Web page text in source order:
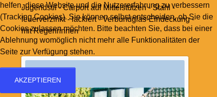
Jugendstil - Carport auf Mittelstützen - Stahl -
feuerverzinkt - lackiert - Verbundglas-Eindeckung -
mit Regenrinnen
helfen, diese Website und die Nutzererfahrung zu verbessern
(Tracking Cookies). Sie können selbst entscheiden, ob Sie die
Cookies zulassen möchten. Bitte beachten Sie, dass bei einer
Ablehnung womöglich nicht mehr alle Funktionalitäten der
Seite zur Verfügung stehen.
AKZEPTIEREN